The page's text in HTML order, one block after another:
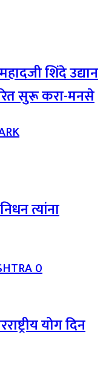
शिंदे उद्यान
सुरू करा-मनसे
त्यांना
0
योग दिन